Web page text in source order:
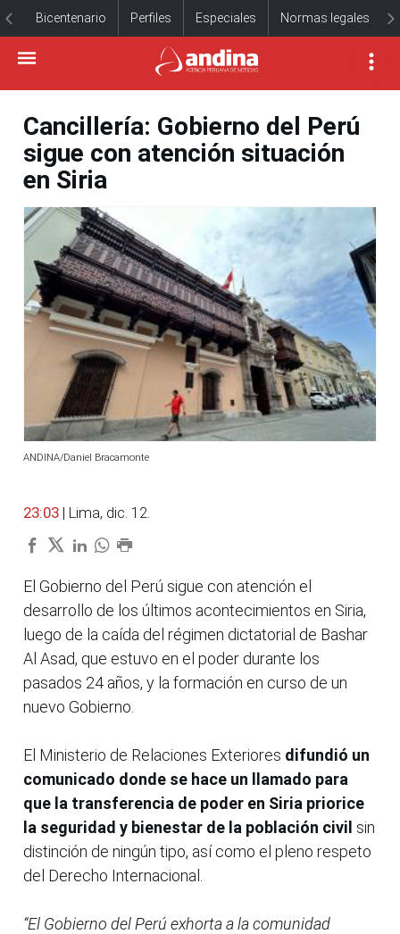
Bicentenario Perfiles Especiales Normas legales
Cancillería: Gobierno del Perú
sigue con atención situación
en Siria
ANDINA/Daniel Bracamonte
23:03 | Lima, dic. 12.
El Gobierno del Perú sigue con atención el
desarrollo de los últimos acontecimientos en Siria,
luego de la caída del régimen dictatorial de Bashar
Al Asad, que estuvo en el poder durante los
pasados 24 años, y la formación en curso de un
nuevo Gobierno.
El Ministerio de Relaciones Exteriores difundió un
comunicado donde se hace un llamado para
que la transferencia de poder en Siria priorice
la seguridad y bienestar de la población civil sin
distinción de ningún tipo, así como el pleno respeto
del Derecho Internacional.
“El Gobierno del Perú exhorta a la comunidad